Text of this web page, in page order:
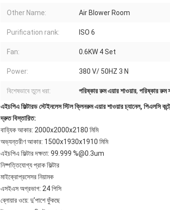
Other Name: Air Blower Room
Purification rank: ISO 6
Fan: 0.6KW 4 Set
Power: 380 V/ 50HZ 3 N
বিশেষভাবে তুলে ধরা: পরিষ্কার রুম এয়ার শাওয়ার, পরিষ্কার রুম
এইচপিএ ফিল্টারড স্টেইনলেস স্টিল ক্লিনরুম এয়ার শাওয়ার চ্যানেল, পিএলসি
দ্রুত বিস্তারিত:
বাহ্যিক আকার: 2000x2000x2180 মিমি
অভ্যন্তরীণ আকার: 1500x1930x1910 মিমি
এইচপিএ ফিল্টার দক্ষতা: 99.999 %@0.3um
নিষ্পত্তিযোগ্য প্রাক ফিল্টার
মাইক্রোপ্রসেসর নিয়ামক
এসইএস অগ্রভাগ: 24 পিসি
ব্লোয়ার ওয়ে: দু'পাশে ফুঁকছে